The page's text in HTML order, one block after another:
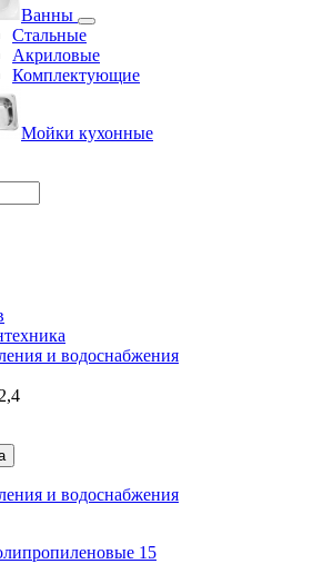
Ванны
Стальные
Акриловые
Комплектующие
Мойки кухонные
и водоснабжения
и водоснабжения
15